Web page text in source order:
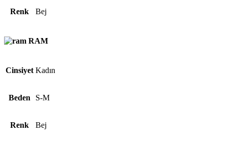
Renk Bej
RAM
Cinsiyet Kadın
Beden S-M
Renk Bej